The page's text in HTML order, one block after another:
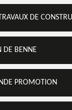
DE
DE BENNE
PROMOTION